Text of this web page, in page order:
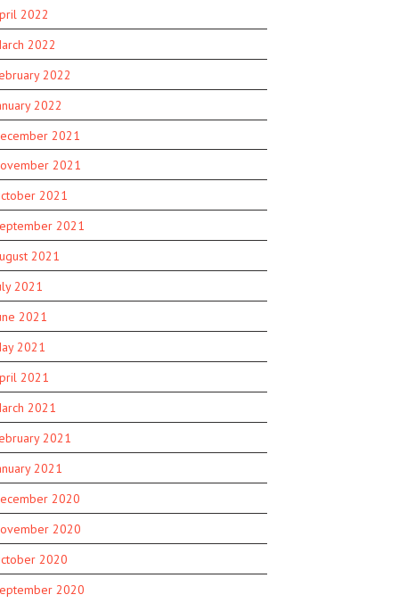
2022
2022
2022
2022
2021
2021
2021
2021
2021
2021
2021
2021
2021
2021
2021
2021
2020
2020
2020
2020